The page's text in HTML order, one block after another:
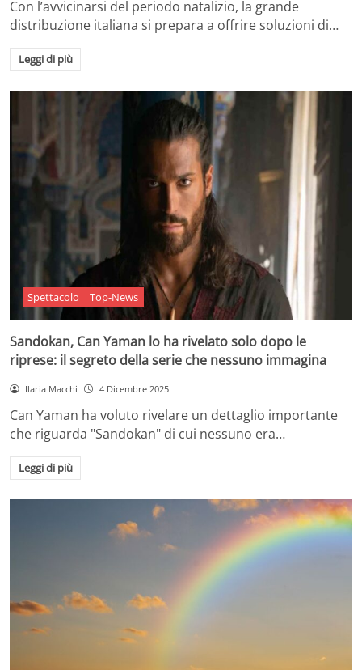
Con l’avvicinarsi del periodo natalizio, la grande
distribuzione italiana si prepara a offrire soluzioni di…
Leggi di più
Spettacolo Top-News
Sandokan, Can Yaman lo ha rivelato solo dopo le
riprese: il segreto della serie che nessuno immagina
Ilaria Macchi 4 Dicembre 2025
Can Yaman ha voluto rivelare un dettaglio importante
che riguarda "Sandokan" di cui nessuno era…
Leggi di più